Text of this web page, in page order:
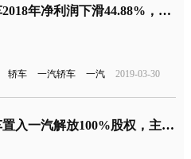
一汽轿车2018年净利润下滑44.88%，自主品牌亏损5.07亿元
轿车 一汽轿车 一汽 2019-03-30
一汽轿车置入一汽解放100%股权，主营业务变更商用车